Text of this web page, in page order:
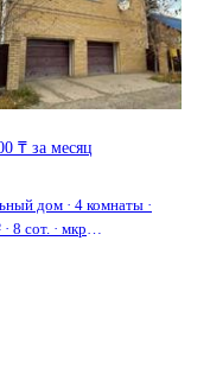
₸ за месяц
дом · 4 комнаты ·
8 сот. · мкр